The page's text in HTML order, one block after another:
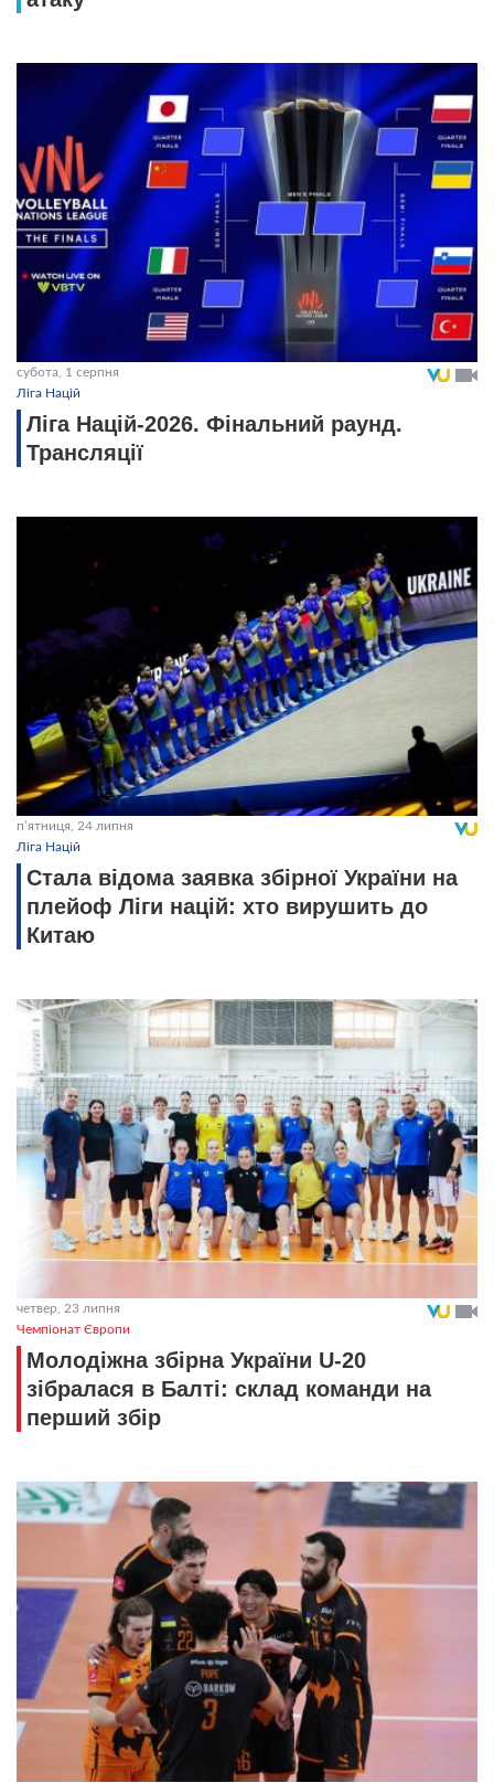
субота, 1 серпня
Ліга Націй
Ліга Націй-2026. Фінальний раунд.
Трансляції
пʼятниця, 24 липня
Ліга Націй
Стала відома заявка збірної України на
плейоф Ліги націй: хто вирушить до
Китаю
четвер, 23 липня
Чемпіонат Європи
Молодіжна збірна України U-20
зібралася в Балті: склад команди на
перший збір